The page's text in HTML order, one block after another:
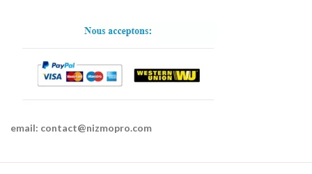
email: contact@nizmopro.com